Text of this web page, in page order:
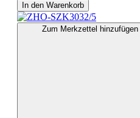
In den Warenkorb
Zum Merkzettel hinzufügen